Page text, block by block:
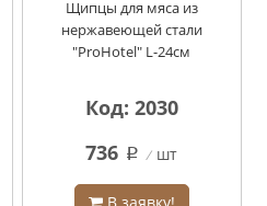
Щипцы для мяса из
нержавеющей стали
"ProHotel" L-24см
Код: 2030
736 q шт